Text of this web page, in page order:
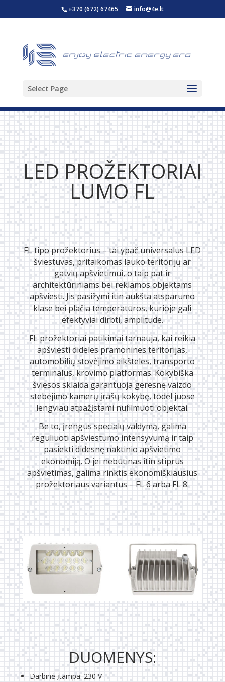
+370 (672) 67465 info@4e.lt
Select Page
LED PROŽEKTORIAI
LUMO FL
FL tipo prožektorius – tai ypač universalus LED
šviestuvas, pritaikomas lauko teritorijų ar
gatvių apšvietimui, o taip pat ir
architektūriniams bei reklamos objektams
apšviesti. Jis pasižymi itin aukšta atsparumo
klase bei plačia temperatūros, kurioje gali
efektyviai dirbti, amplitude.
FL prožektoriai patikimai tarnauja, kai reikia
apšviesti dideles pramonines teritorijas,
automobilių stovėjimo aikšteles, transporto
terminalus, krovimo platformas. Kokybiška
šviesos sklaida garantuoja geresnę vaizdo
stebėjimo kamerų įrašų kokybę, todėl juose
lengviau atpažįstami nufilmuoti objektai.
Be to, įrengus specialų valdymą, galima
reguliuoti apšviestumo intensyvumą ir taip
pasiekti didesnę naktinio apšvietimo
ekonomiją. O jei nebūtinas itin stiprus
apšvietimas, galima rinktis ekonomiškiausius
prožektoriaus variantus – FL 6 arba FL 8.
DUOMENYS:
Darbinė įtampa: 230 V